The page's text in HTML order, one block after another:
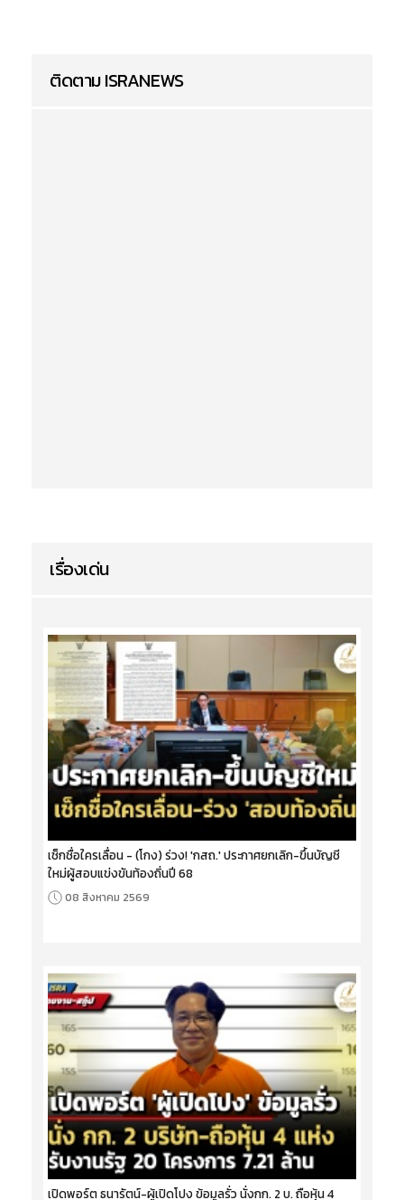
ติดตาม ISRANEWS
เรื่องเด่น
เช็กชื่อใครเลื่อน - (โกง) ร่วง! 'กสถ.' ประกาศยกเลิก-ขึ้นบัญชี
ใหม่ผู้สอบแข่งขันท้องถิ่นปี 68
08 สิงหาคม 2569
เปิดพอร์ต ธนารัตน์-ผู้เปิดโปง ข้อมูลรั่ว นั่งกก. 2 บ. ถือหุ้น 4